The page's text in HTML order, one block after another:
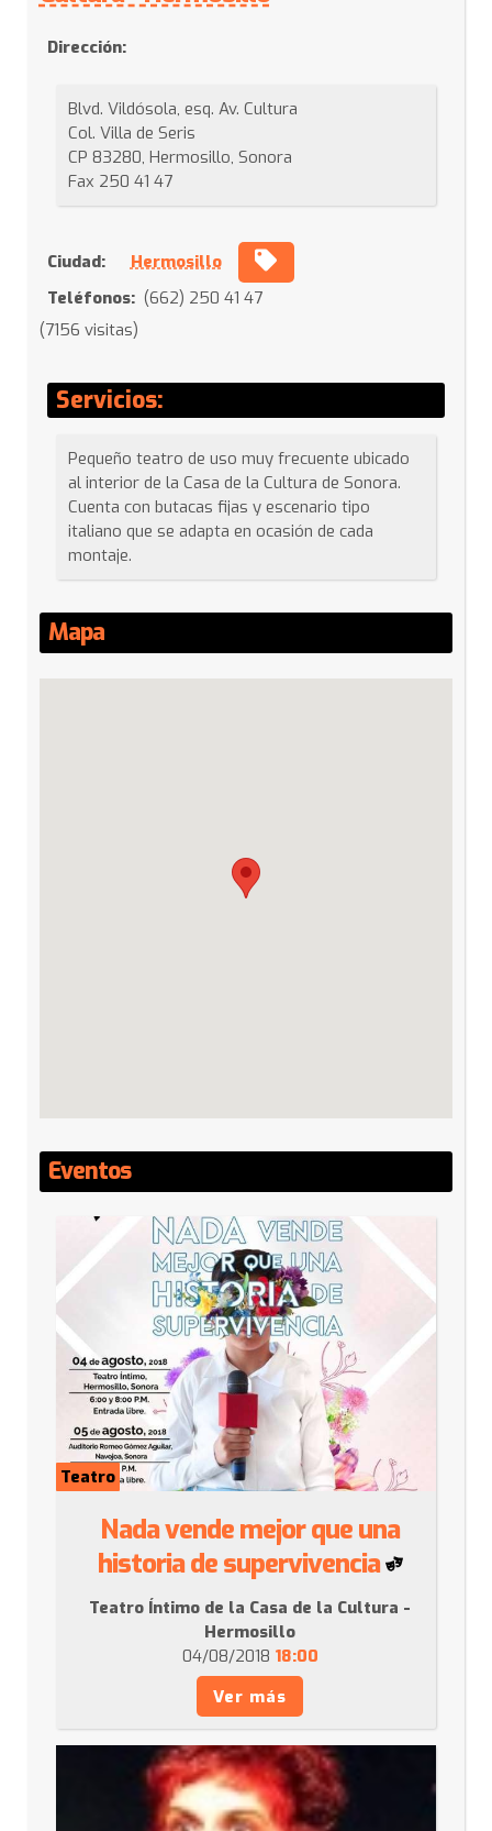
Dirección:
Blvd. Vildósola, esq. Av. Cultura
Col. Villa de Seris
CP 83280, Hermosillo, Sonora
Fax 250 41 47
Ciudad:
Hermosillo
Teléfonos: (662) 250 41 47
(7156 visitas)
Servicios:
Pequeño teatro de uso muy frecuente ubicado
al interior de la Casa de la Cultura de Sonora.
Cuenta con butacas fijas y escenario tipo
italiano que se adapta en ocasión de cada
montaje.
Mapa
Eventos
Teatro
Nada vende mejor que una
historia de supervivencia
Teatro Íntimo de la Casa de la Cultura -
Hermosillo
04/08/2018 18:00
Ver más